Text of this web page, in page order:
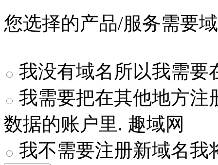
您选择的产品/服务需要
我没有域名所以我需要
我需要把在其他地方注
数据的账户里. 趣域网
我不需要注册新域名我